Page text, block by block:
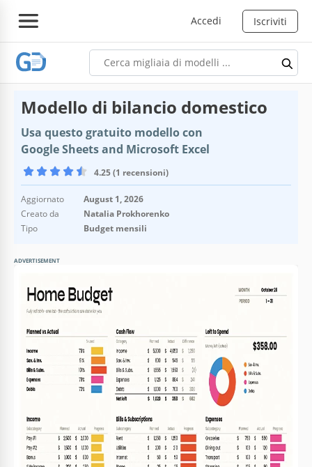
Accedi Iscriviti
Modello di bilancio domestico
Usa questo gratuito modello con
Google Sheets and Microsoft Excel
4.25 (1 recensioni)
Aggiornato
August 1, 2026
Creato da
Natalia Prokhorenko
Tipo
Budget mensili
ADVERTISEMENT